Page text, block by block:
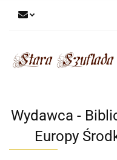
Wydawca -
Europy